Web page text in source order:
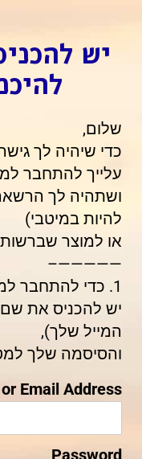
יש
שלום,
כדי שיהיה לך
עלייך להתחבר
ושתהיה לך
להיות במיטבי)
או למוצר
—————–
1. כדי להתחבר למערכת,
יש להכניס את
המייל שלך),
והסיסמה שלך
Email Address
Password